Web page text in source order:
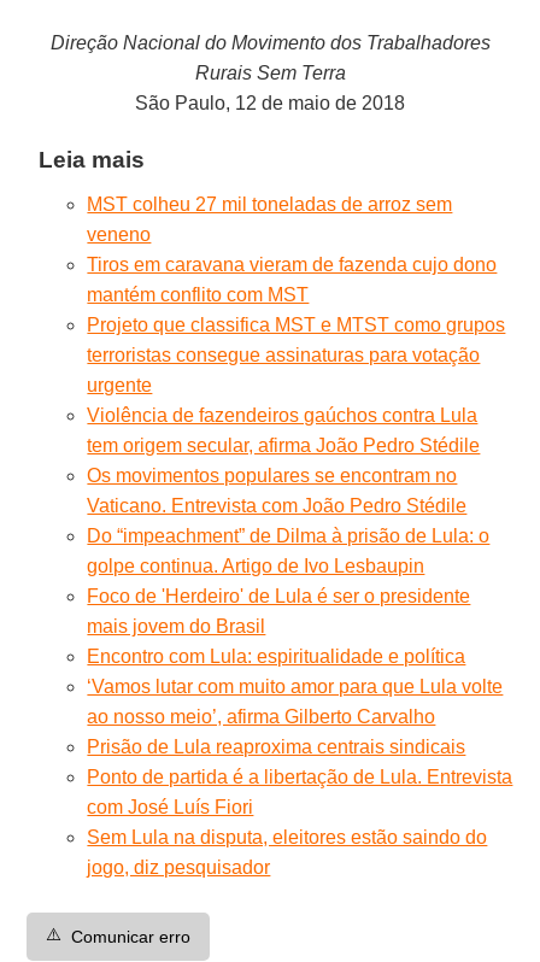
Direção Nacional do Movimento dos Trabalhadores
Rurais Sem Terra
São Paulo, 12 de maio de 2018
Leia mais
MST colheu 27 mil toneladas de arroz sem
veneno
Tiros em caravana vieram de fazenda cujo dono
mantém conflito com MST
Projeto que classifica MST e MTST como grupos
terroristas consegue assinaturas para votação
urgente
Violência de fazendeiros gaúchos contra Lula
tem origem secular, afirma João Pedro Stédile
Os movimentos populares se encontram no
Vaticano. Entrevista com João Pedro Stédile
Do “impeachment” de Dilma à prisão de Lula: o
golpe continua. Artigo de Ivo Lesbaupin
Foco de 'Herdeiro' de Lula é ser o presidente
mais jovem do Brasil
Encontro com Lula: espiritualidade e política
‘Vamos lutar com muito amor para que Lula volte
ao nosso meio’, afirma Gilberto Carvalho
Prisão de Lula reaproxima centrais sindicais
Ponto de partida é a libertação de Lula. Entrevista
com José Luís Fiori
Sem Lula na disputa, eleitores estão saindo do
jogo, diz pesquisador
⚠️ Comunicar erro